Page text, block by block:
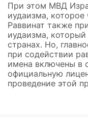
При этом МВД
иудаизма, которое
Раввинат также
иудаизма,
странах. Но,
при содействии
имена включены в
официальную
проведение этой